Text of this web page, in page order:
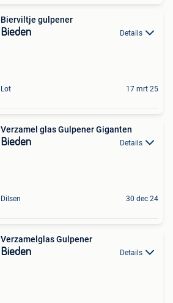
Bierviltje gulpener
Bieden Details
Lot 17 mrt 25
Verzamel glas Gulpener Giganten
Bieden Details
Dilsen 30 dec 24
Verzamelglas Gulpener
Bieden Details